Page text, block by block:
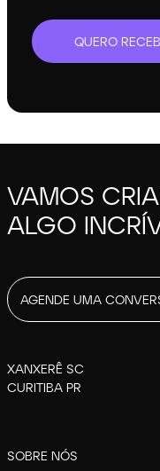
QUERO
VAMOS
ALGO
AGENDE UMA
XANXERÊ SC
CURITIBA PR
SOBRE NÓS